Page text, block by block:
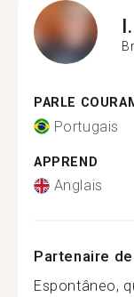
I.
PARLE
Portugais
APPREND
Anglais
Partenaire
Espontâneo,